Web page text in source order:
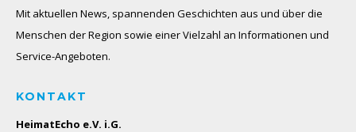
Mit aktuellen News, spannenden Geschichten aus und über die
Menschen der Region sowie einer Vielzahl an Informationen und
Service-Angeboten.
KONTAKT
HeimatEcho e.V. i.G.